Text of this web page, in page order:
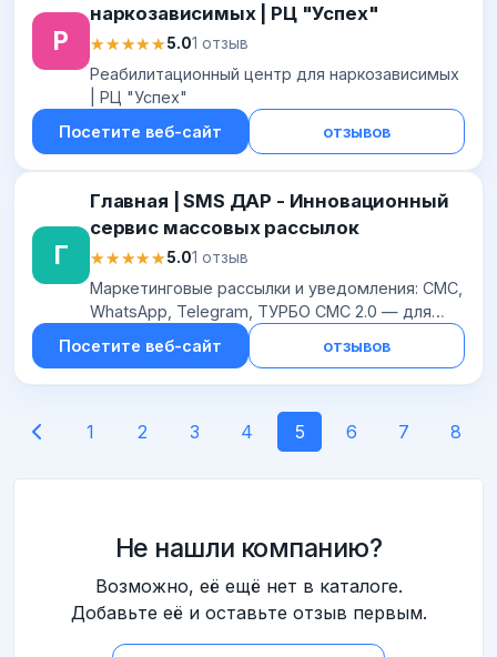
Р
наркозависимых | РЦ "Успех"
★★★★★
★★★★★5.01 отзыв
Реабилитационный центр для наркозависимых
| РЦ "Успех"
Посетите веб-сайт
отзывов
Г
Главная | SMS ДАР - Инновационный
сервис массовых рассылок
★★★★★
★★★★★5.01 отзыв
Маркетинговые рассылки и уведомления: СМС,
WhatsApp, Telegram, ТУРБО СМС 2.0 — для
бизнеса всех сфер. Отправка триггеров,
Посетите веб-сайт отзывов
1 2 3 4 5 6 7 8
Не нашли компанию?
Возможно, её ещё нет в каталоге.
Добавьте её и оставьте отзыв первым.